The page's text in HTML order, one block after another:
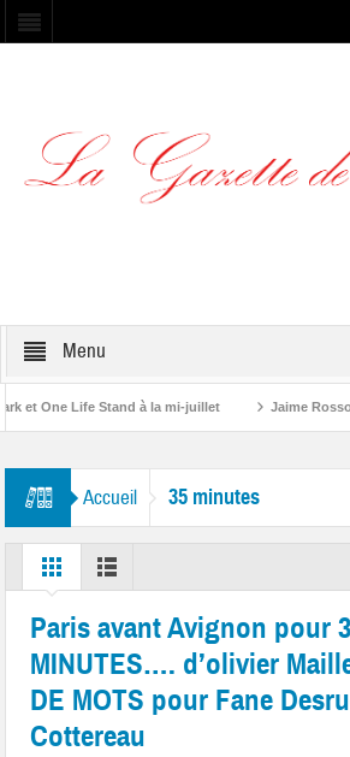
Menu
et One Life Stand à la mi-juillet Jaime Rosso
Accueil 35 minutes
Paris avant Avignon pour
MINUTES…. d’olivier
DE MOTS pour Fane
Cottereau